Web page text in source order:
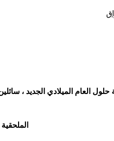
العراق
حلول العام الميلادي الجديد ،